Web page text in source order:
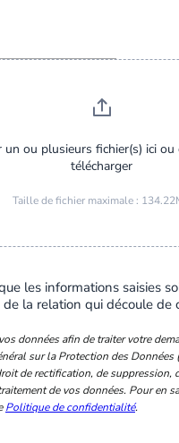
un ou plusieurs fichier(s) ici
télécharger
Taille de fichier maximale :
les informations saisies
la relation qui découle de
données afin de traiter votre
sur la Protection des Données
de rectification, de suppression,
de vos données. Pour en
Politique de confidentialité.